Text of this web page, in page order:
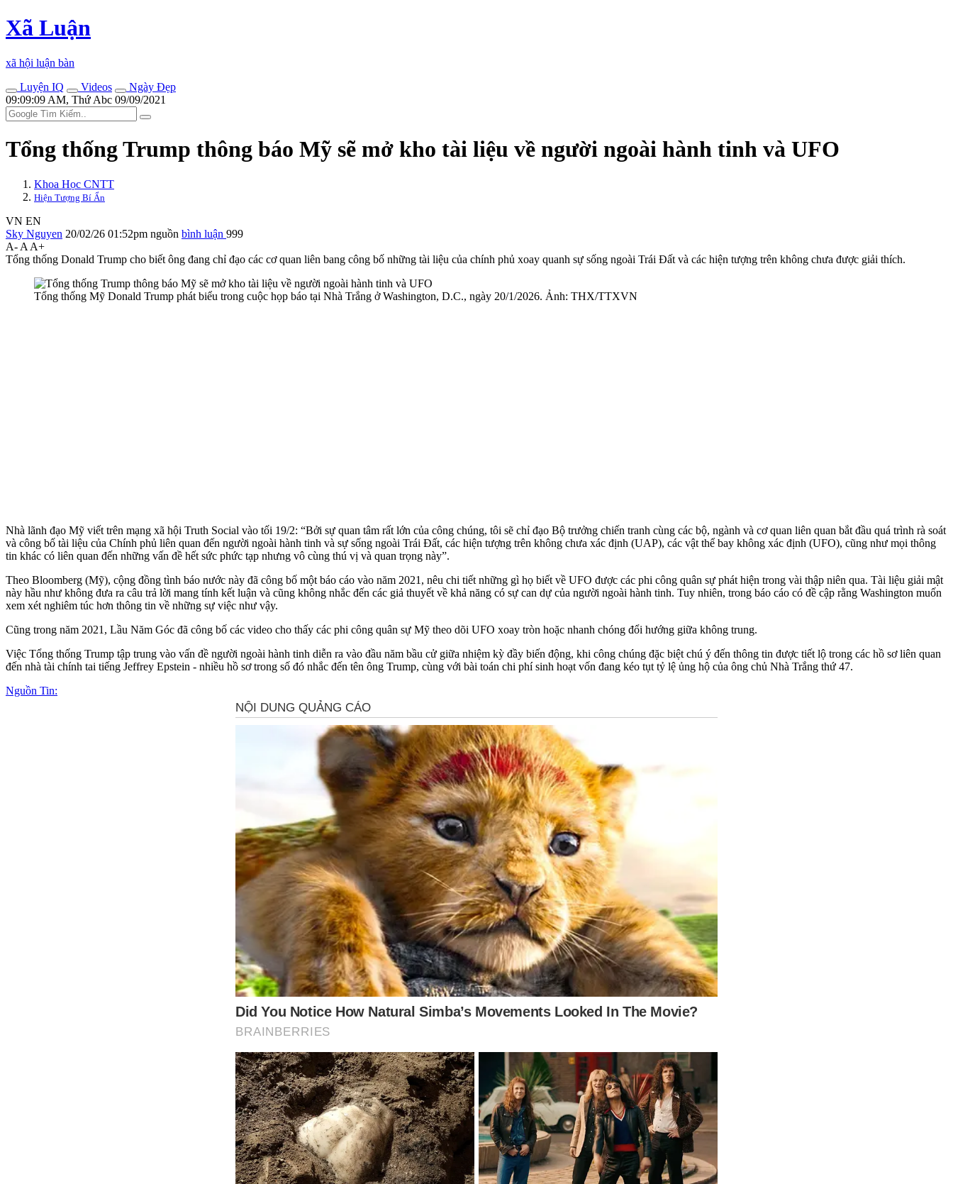
Xã Luận
xã hội luận bàn
Luyện IQ
Videos
Ngày Đẹp
09:09:09 AM, Thứ Abc 09/09/2021
Tổng thống Trump thông báo Mỹ sẽ mở kho tài liệu về người ngoài hành tinh và UFO
Khoa Học CNTT
Hiện Tượng Bí Ẩn
VN EN
Sky Nguyen 20/02/26 01:52pm nguồn bình luận 999
A- A A+
Tổng thống Donald Trump cho biết ông đang chỉ đạo các cơ quan liên bang công bố những tài liệu của chính phủ xoay quanh sự sống ngoài Trái Đất và các hiện tượng trên không chưa được giải thích.
Tổng thống Mỹ Donald Trump phát biểu trong cuộc họp báo tại Nhà Trắng ở Washington, D.C., ngày 20/1/2026. Ảnh: THX/TTXVN
Nhà lãnh đạo Mỹ viết trên mạng xã hội Truth Social vào tối 19/2: “Bởi sự quan tâm rất lớn của công chúng, tôi sẽ chỉ đạo Bộ trưởng chiến tranh cùng các bộ, ngành và cơ quan liên quan bắt đầu quá trình rà soát
và công bố tài liệu của Chính phủ liên quan đến người ngoài hành tinh và sự sống ngoài Trái Đất, các hiện tượng trên không chưa xác định (UAP), các vật thể bay không xác định (UFO), cũng như mọi thông
tin khác có liên quan đến những vấn đề hết sức phức tạp nhưng vô cùng thú vị và quan trọng này”.
Theo Bloomberg (Mỹ), cộng đồng tình báo nước này đã công bố một báo cáo vào năm 2021, nêu chi tiết những gì họ biết về UFO được các phi công quân sự phát hiện trong vài thập niên qua. Tài liệu giải mật
này hầu như không đưa ra câu trả lời mang tính kết luận và cũng không nhắc đến các giả thuyết về khả năng có sự can dự của người ngoài hành tinh. Tuy nhiên, trong báo cáo có đề cập rằng Washington muốn
xem xét nghiêm túc hơn thông tin về những sự việc như vậy.
Cũng trong năm 2021, Lầu Năm Góc đã công bố các video cho thấy các phi công quân sự Mỹ theo dõi UFO xoay tròn hoặc nhanh chóng đổi hướng giữa không trung.
Việc Tổng thống Trump tập trung vào vấn đề người ngoài hành tinh diễn ra vào đầu năm bầu cử giữa nhiệm kỳ đầy biến động, khi công chúng đặc biệt chú ý đến thông tin được tiết lộ trong các hồ sơ liên quan
đến nhà tài chính tai tiếng Jeffrey Epstein - nhiều hồ sơ trong số đó nhắc đến tên ông Trump, cùng với bài toán chi phí sinh hoạt vốn đang kéo tụt tỷ lệ ủng hộ của ông chủ Nhà Trắng thứ 47.
Nguồn Tin: